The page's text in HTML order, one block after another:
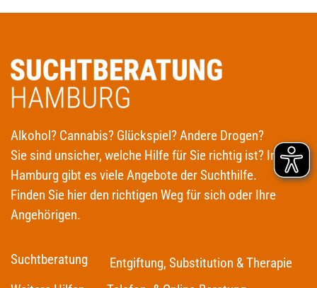
Alkohol? Cannabis? Glückspiel? Andere Drogen?
Sie sind unsicher, welche Hilfe für Sie richtig ist? In
Hamburg gibt es viele Angebote der Suchthilfe.
Finden Sie hier den richtigen Weg für sich oder Ihre
Angehörigen.
Suchtberatung
Entgiftung, Substitution & Therapie